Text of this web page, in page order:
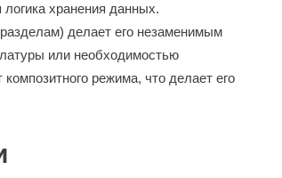
хранения данных.
делает его незаменимым
или необходимостью
режима, что делает его